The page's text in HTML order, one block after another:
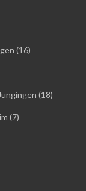
(16)
(18)
(7)